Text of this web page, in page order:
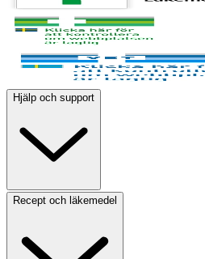
Hjälp och support
Recept och läkemedel